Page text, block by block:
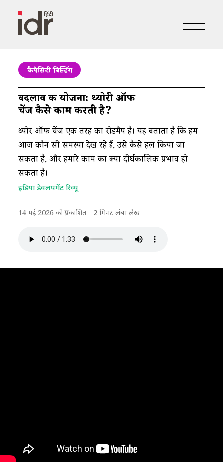
कैपेसिटी बिल्डिंग
बदलाव की योजना: थ्योरी ऑफ
चेंज कैसे काम करती है?
थ्योरी ऑफ चेंज एक तरह का रोडमैप है। यह बताता है कि हम
आज कौन सी समस्या देख रहे हैं, उसे कैसे हल किया जा
सकता है, और हमारे काम का क्या दीर्घकालिक प्रभाव हो
सकता है।
इंडिया डेवलपमेंट रिव्यू
14 मई 2026 को प्रकाशित 2मिनट लंबा लेख